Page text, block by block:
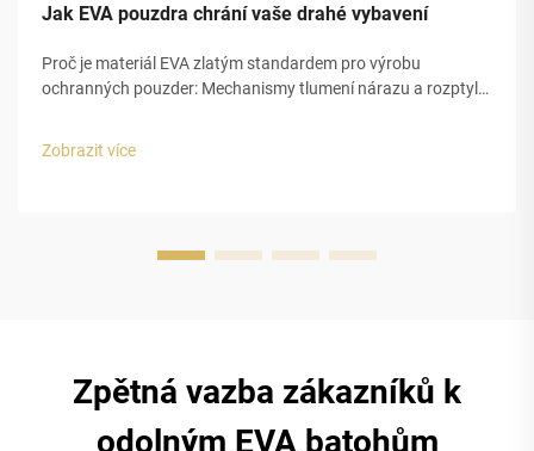
Jak EVA pouzdra chrání vaše drahé vybavení
Proč je materiál EVA zlatým standardem pro výrobu
ochranných pouzder: Mechanismy tlumení nárazu a rozptylu
Zobrazit více
Zpětná vazba zákazníků k
odolným EVA batohům